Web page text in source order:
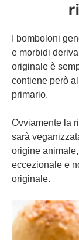
I bomboloni
e morbidi
originale è
contiene però
primario.
Ovviamente la
sarà
origine
eccezionale e
originale.